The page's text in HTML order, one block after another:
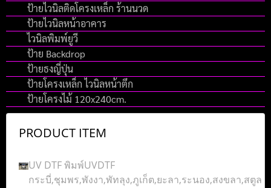
ป้ายไวนิลติดโครงเหล็ก ร้านนวด
ป้ายไวนิลหน้าอาคาร
ไวนิลพิมพ์ยูวี
ป้าย Backdrop
ป้ายธงญี่ปุ่น
ป้ายโครงเหล็ก ไวนิลหน้าตึก
ป้ายโครงไม้ 120x240cm.
PRODUCT ITEM
UV DTF พิมพ์UVDTF
กระบี่,ชุมพร,พังงา,พัทลุง,ภูเก็ต,ยะลา,ระนอง,สงขลา,สตูล